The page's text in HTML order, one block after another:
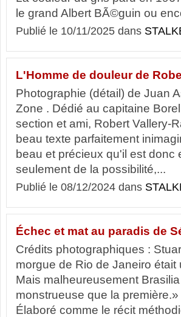
le grand Albert BÃ©guin ou
Publié le 10/11/2025 dans
L'Homme de douleur de
Photographie (détail) de Juan
Zone . Dédié au capitaine
section et ami, Robert Vallery-
beau texte parfaitement
beau et précieux qu'il est donc
seulement de la possibilité,...
Publié le 08/12/2024 dans
Échec et mat au paradis de
Crédits photographiques :
morgue de Rio de Janeiro
Mais malheureusement
monstrueuse que la
Élaboré comme le récit